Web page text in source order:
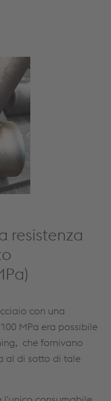
resistenza
con una
MPa era possibile
che fornivano
al di sotto di tale